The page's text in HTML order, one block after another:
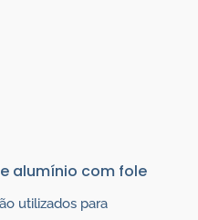
alumínio com fole
utilizados para